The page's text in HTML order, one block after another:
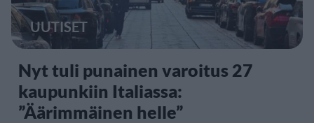
UUTISET
Nyt tuli punainen varoitus 27
kaupunkiin Italiassa:
”Äärimmäinen helle”